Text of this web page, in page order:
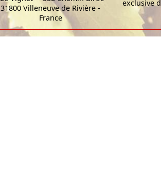
31800 Villeneuve de Rivière -
France
exclusive